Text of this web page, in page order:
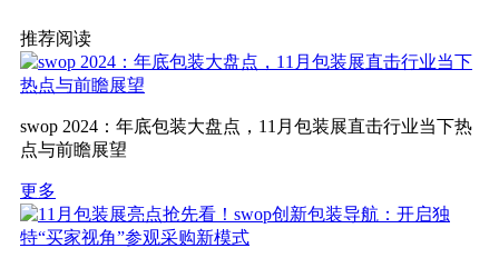
推荐阅读
swop 2024：年底包装大盘点，11月包装展直击行业当下热
点与前瞻展望
更多